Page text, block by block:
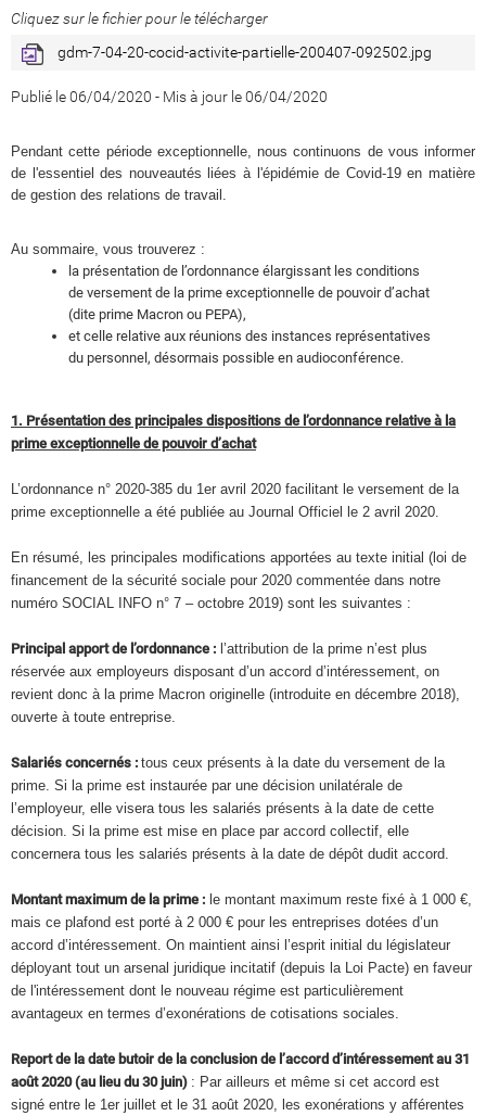
Cliquez sur le fichier pour le télécharger
gdm-7-04-20-cocid-activite-partielle-200407-092502.jpg
Publié le 06/04/2020 - Mis à jour le 06/04/2020
Pendant cette période exceptionnelle, nous continuons de vous informer
de l'essentiel des nouveautés liées à l'épidémie de Covid-19 en matière
de gestion des relations de travail.
Au sommaire, vous trouverez :
la présentation de l’ordonnance élargissant les conditions
de versement de la prime exceptionnelle de pouvoir d’achat
(dite prime Macron ou PEPA),
et celle relative aux réunions des instances représentatives
du personnel, désormais possible en audioconférence.
1. Présentation des principales dispositions de l’ordonnance relative à la
prime exceptionnelle de pouvoir d’achat
L’ordonnance n° 2020-385 du 1er avril 2020 facilitant le versement de la
prime exceptionnelle a été publiée au Journal Officiel le 2 avril 2020.
En résumé, les principales modifications apportées au texte initial (loi de
financement de la sécurité sociale pour 2020 commentée dans notre
numéro SOCIAL INFO n° 7 – octobre 2019) sont les suivantes :
Principal apport de l’ordonnance : l’attribution de la prime n’est plus
réservée aux employeurs disposant d’un accord d’intéressement, on
revient donc à la prime Macron originelle (introduite en décembre 2018),
ouverte à toute entreprise.
Salariés concernés : tous ceux présents à la date du versement de la
prime. Si la prime est instaurée par une décision unilatérale de
l’employeur, elle visera tous les salariés présents à la date de cette
décision. Si la prime est mise en place par accord collectif, elle
concernera tous les salariés présents à la date de dépôt dudit accord.
Montant maximum de la prime : le montant maximum reste fixé à 1 000 €,
mais ce plafond est porté à 2 000 € pour les entreprises dotées d’un
accord d’intéressement. On maintient ainsi l’esprit initial du législateur
déployant tout un arsenal juridique incitatif (depuis la Loi Pacte) en faveur
de l'intéressement dont le nouveau régime est particulièrement
avantageux en termes d’exonérations de cotisations sociales.
Report de la date butoir de la conclusion de l’accord d’intéressement au 31
août 2020 (au lieu du 30 juin) : Par ailleurs et même si cet accord est
signé entre le 1er juillet et le 31 août 2020, les exonérations y afférentes